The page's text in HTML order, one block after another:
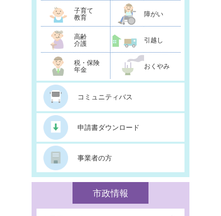
子育て
教育
障がい
高齢
介護
引越し
税・保険
年金
おくやみ
コミュニティバス
申請書ダウンロード
事業者の方
市政情報